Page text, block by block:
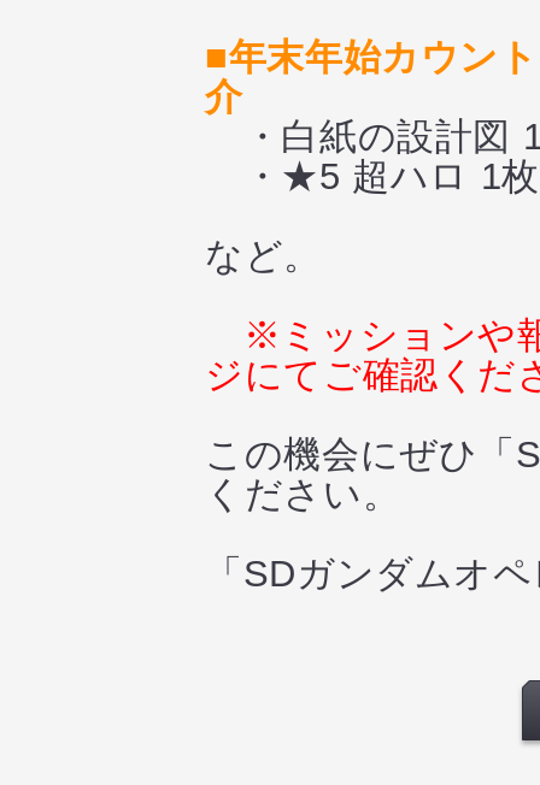
■年末年始カウン
介
・白紙の設計図
・★5 超ハロ 1枚
など。
※ミッションや
ジにてご確認くだ
この機会にぜひ「
ください。
「SDガンダムオ